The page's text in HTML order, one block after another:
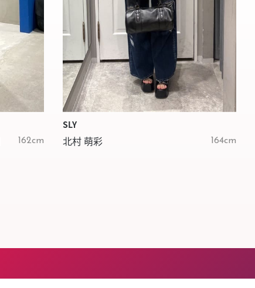
162cm
SLY
北村 萌彩 164cm